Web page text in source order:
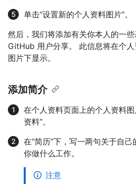
单击“设置新的个人资料图片”。
然后，我们将添加有关你本人的一
GitHub 用户分享。 此信息将在个
图片下显示。
添加简介
在个人资料页面上的个人资料图
资料”。
在“简历”下，写一两句关于自
你做什么工作。
注意